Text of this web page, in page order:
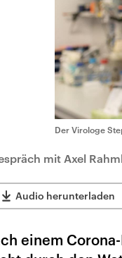
Der Virologe
mit Axel
Audio herunterladen
einem